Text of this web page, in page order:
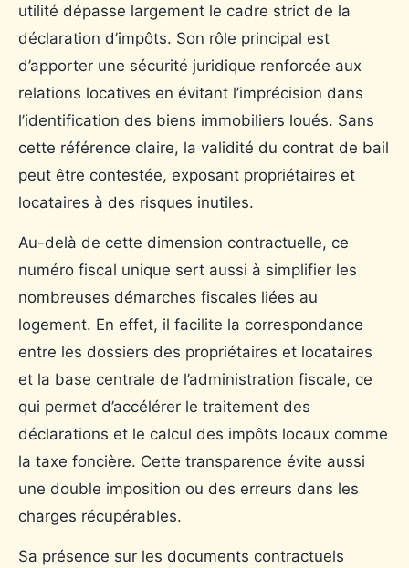
utilité dépasse largement le cadre strict de la
déclaration d’impôts. Son rôle principal est
d’apporter une sécurité juridique renforcée aux
relations locatives en évitant l’imprécision dans
l’identification des biens immobiliers loués. Sans
cette référence claire, la validité du contrat de bail
peut être contestée, exposant propriétaires et
locataires à des risques inutiles.
Au-delà de cette dimension contractuelle, ce
numéro fiscal unique sert aussi à simplifier les
nombreuses démarches fiscales liées au
logement. En effet, il facilite la correspondance
entre les dossiers des propriétaires et locataires
et la base centrale de l’administration fiscale, ce
qui permet d’accélérer le traitement des
déclarations et le calcul des impôts locaux comme
la taxe foncière. Cette transparence évite aussi
une double imposition ou des erreurs dans les
charges récupérables.
Sa présence sur les documents contractuels